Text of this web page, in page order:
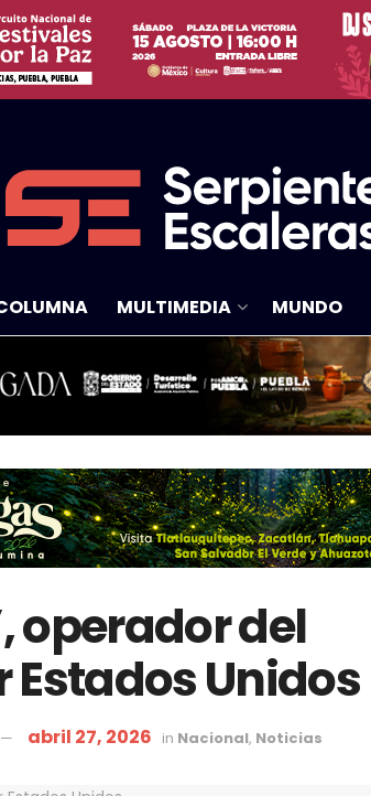
MULTIMEDIA MUNDO
operador del
Estados Unidos
abril 27, 2026 in Nacional, Noticias